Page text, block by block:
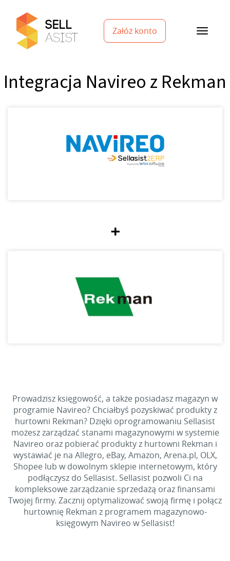
Załóż konto
Integracja Navireo z Rekman
+
Prowadzisz księgowość, a także posiadasz magazyn w
programie Navireo? Chciałbyś pozyskiwać produkty z
hurtowni Rekman? Dzięki oprogramowaniu Sellasist
możesz zarządzać stanami magazynowymi w systemie
Navireo oraz pobierać produkty z hurtowni Rekman i
wystawiać je na Allegro, eBay, Amazon, Arena.pl, OLX,
Shopee lub w dowolnym sklepie internetowym, który
podłączysz do Sellasist. Sellasist pozwoli Ci na
kompleksowe zarządzanie sprzedażą oraz finansami
Twojej firmy. Zacznij optymalizować swoją firmę i połącz
hurtownię Rekman z programem magazynowo-
księgowym Navireo w Sellasist!